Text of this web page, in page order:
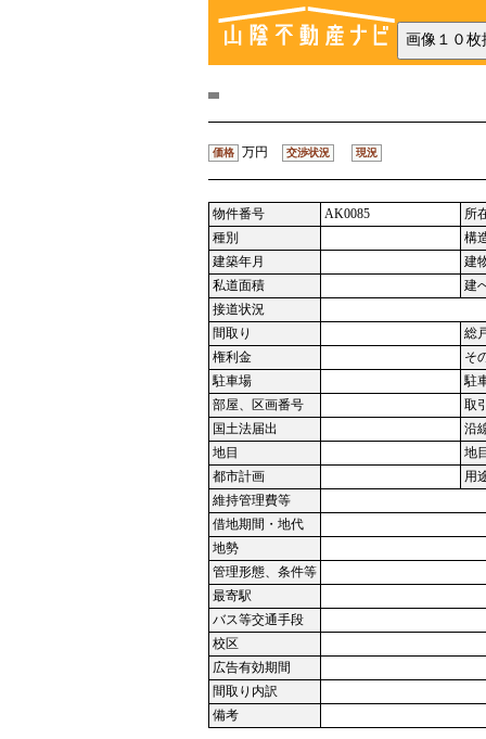
価格 万円 交渉状況 現況
物件番号 AK0085
所
種別
構
建築年月
建
私道面積
建
接道状況
間取り
総
権利金
そ
駐車場
駐
部屋、区画番号
取
国土法届出
沿
地目
地
都市計画
用
維持管理費等
借地期間・地代
地勢
管理形態、条件等
最寄駅
バス等交通手段
校区
広告有効期間
間取り内訳
備考